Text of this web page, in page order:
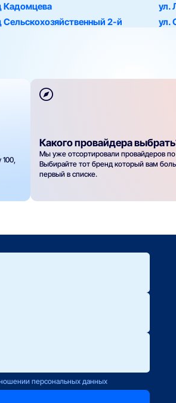
Кадомцева ул.
Сельскохозяйственный 2-й ул.
Какого провайдера
Мы уже отсортировали провайдеров по
Выбирайте тот бренд который вам
первый в списке.
персональных данных
с Вами